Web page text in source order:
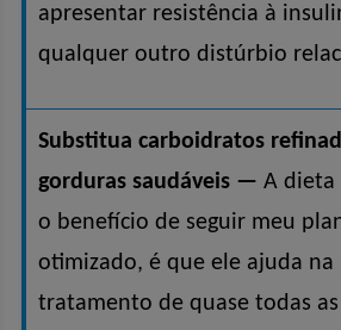
apresentar resistência à
qualquer outro distúrbio
Substitua carboidratos
gorduras saudáveis ​​— A dieta
o benefício de seguir meu
otimizado, é que ele ajuda na
tratamento de quase todas as